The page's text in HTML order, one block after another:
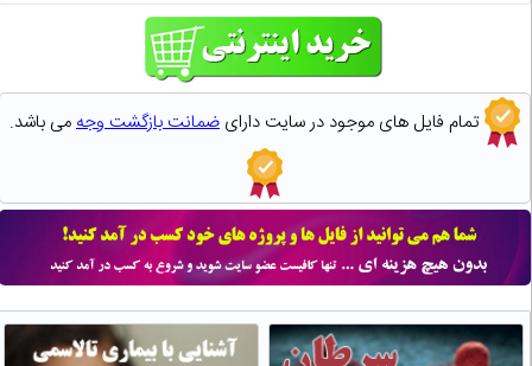
تمام فایل های موجود در سایت دارای ضمانت بازگشت وجهمی باشد.